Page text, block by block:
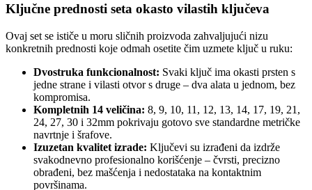
Ključne prednosti seta okasto vilastih ključeva
Ovaj set se ističe u moru sličnih proizvoda zahvaljujući nizu
konkretnih prednosti koje odmah osetite čim uzmete ključ u ruku:
Dvostruka funkcionalnost: Svaki ključ ima okasti prsten s
jedne strane i vilasti otvor s druge – dva alata u jednom, bez
kompromisa.
Kompletnih 14 veličina: 8, 9, 10, 11, 12, 13, 14, 17, 19, 21,
24, 27, 30 i 32mm pokrivaju gotovo sve standardne metričke
navrtnje i šrafove.
Izuzetan kvalitet izrade: Ključevi su izrađeni da izdrže
svakodnevno profesionalno korišćenje – čvrsti, precizno
obrađeni, bez mašćenja i nedostataka na kontaktnim
površinama.